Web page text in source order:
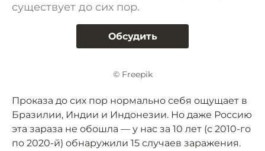
существует до сих пор.
Обсудить
© Freepik
Проказа до сих пор нормально себя ощущает в
Бразилии, Индии и Индонезии. Но даже Россию
эта зараза не обошла — у нас за 10 лет (с 2010-го
по 2020-й) обнаружили 15 случаев заражения.